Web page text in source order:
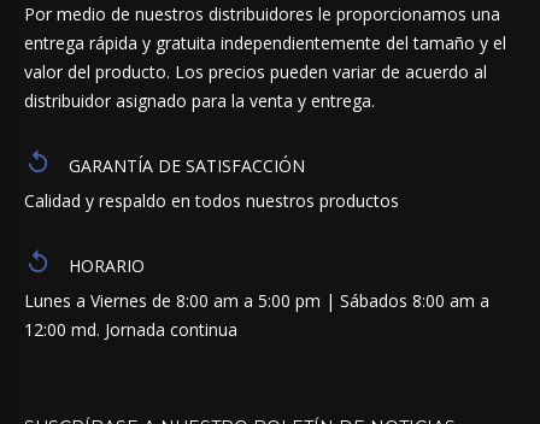
Por medio de nuestros distribuidores le proporcionamos una
entrega rápida y gratuita independientemente del tamaño y el
valor del producto. Los precios pueden variar de acuerdo al
distribuidor asignado para la venta y entrega.
GARANTÍA DE SATISFACCIÓN
Calidad y respaldo en todos nuestros productos
HORARIO
Lunes a Viernes de 8:00 am a 5:00 pm | Sábados 8:00 am a
12:00 md. Jornada continua